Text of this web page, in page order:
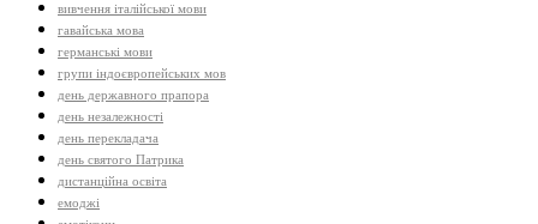
вивчення італійської мови
гавайська мова
германські мови
групи індоєвропейських мов
день державного прапора
день незалежності
день перекладача
день святого Патрика
дистанційна освіта
емоджі